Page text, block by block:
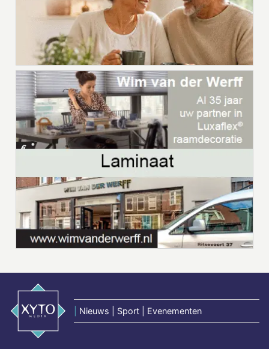
Nieuws | Sport | Evenementen